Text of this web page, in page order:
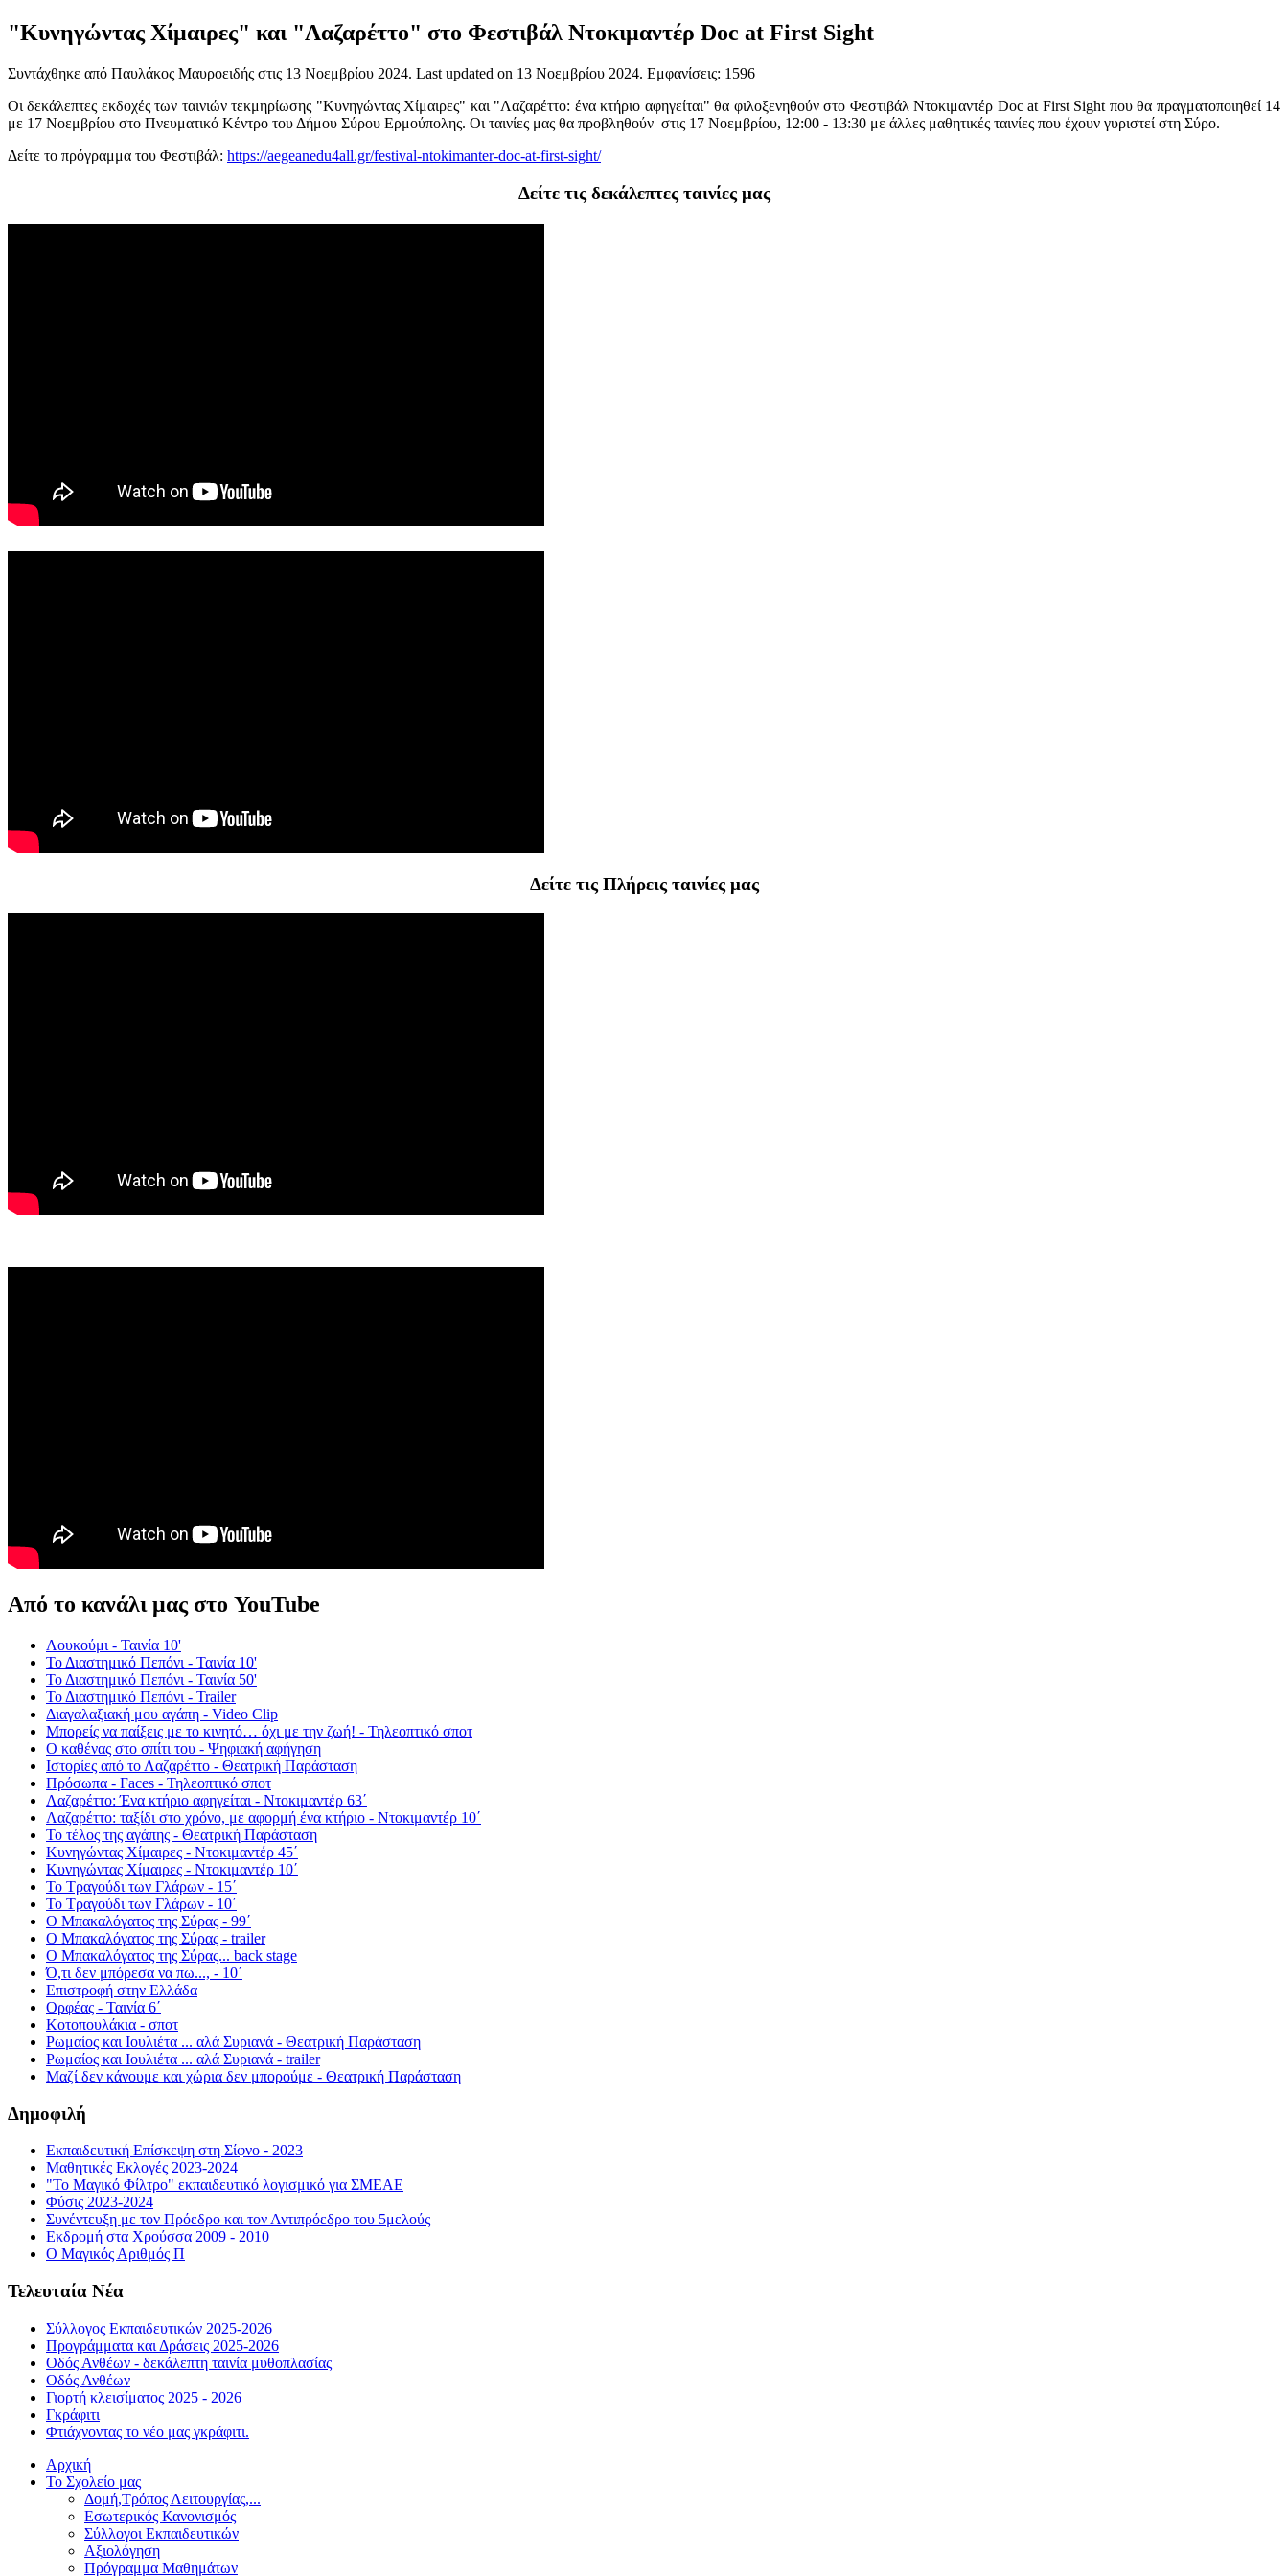
"Κυνηγώντας Χίμαιρες" και "Λαζαρέττο" στο Φεστιβάλ Ντοκιμαντέρ Doc at First Sight
Συντάχθηκε από Παυλάκος Μαυροειδής στις 13 Νοεμβρίου 2024. Last updated on 13 Νοεμβρίου 2024. Εμφανίσεις: 1596
Οι δεκάλεπτες εκδοχές των ταινιών τεκμηρίωσης "Κυνηγώντας Χίμαιρες" και "Λαζαρέττο: ένα κτήριο αφηγείται" θα φιλοξενηθούν στο Φεστιβάλ Ντοκιμαντέρ Doc at First Sight που θα πραγματοποιηθεί 14
με 17 Νοεμβρίου στο Πνευματικό Κέντρο του Δήμου Σύρου Ερμούπολης. Οι ταινίες μας θα προβληθούν στις 17 Νοεμβρίου, 12:00 - 13:30 με άλλες μαθητικές ταινίες που έχουν γυριστεί στη Σύρο.
Δείτε το πρόγραμμα του Φεστιβάλ: https://aegeanedu4all.gr/festival-ntokimanter-doc-at-first-sight/
Δείτε τις δεκάλεπτες ταινίες μας
Δείτε τις Πλήρεις ταινίες μας
Από το κανάλι μας στο YouTube
Λουκούμι - Ταινία 10'
Το Διαστημικό Πεπόνι - Ταινία 10'
Το Διαστημικό Πεπόνι - Ταινία 50'
Το Διαστημικό Πεπόνι - Trailer
Διαγαλαξιακή μου αγάπη - Video Clip
Μπορείς να παίξεις με το κινητό… όχι με την ζωή! - Τηλεοπτικό σποτ
Ο καθένας στο σπίτι του - Ψηφιακή αφήγηση
Ιστορίες από το Λαζαρέττο - Θεατρική Παράσταση
Πρόσωπα - Faces - Τηλεοπτικό σποτ
Λαζαρέττο: Ένα κτήριο αφηγείται - Ντοκιμαντέρ 63΄
Λαζαρέττο: ταξίδι στο χρόνο, με αφορμή ένα κτήριο - Ντοκιμαντέρ 10΄
Το τέλος της αγάπης - Θεατρική Παράσταση
Κυνηγώντας Χίμαιρες - Ντοκιμαντέρ 45΄
Κυνηγώντας Χίμαιρες - Ντοκιμαντέρ 10΄
Το Τραγούδι των Γλάρων - 15΄
Το Τραγούδι των Γλάρων - 10΄
Ο Μπακαλόγατος της Σύρας - 99΄
Ο Μπακαλόγατος της Σύρας - trailer
Ο Μπακαλόγατος της Σύρας... back stage
Ό,τι δεν μπόρεσα να πω..., - 10΄
Επιστροφή στην Ελλάδα
Ορφέας - Ταινία 6΄
Κοτοπουλάκια - σποτ
Ρωμαίος και Ιουλιέτα ... αλά Συριανά - Θεατρική Παράσταση
Ρωμαίος και Ιουλιέτα ... αλά Συριανά - trailer
Μαζί δεν κάνουμε και χώρια δεν μπορούμε - Θεατρική Παράσταση
Δημοφιλή
Εκπαιδευτική Επίσκεψη στη Σίφνο - 2023
Μαθητικές Εκλογές 2023-2024
"Το Μαγικό Φίλτρο" εκπαιδευτικό λογισμικό για ΣΜΕΑΕ
Φύσις 2023-2024
Συνέντευξη με τον Πρόεδρο και τον Αντιπρόεδρο του 5μελούς
Εκδρομή στα Χρούσσα 2009 - 2010
Ο Μαγικός Αριθμός Π
Τελευταία Νέα
Σύλλογος Εκπαιδευτικών 2025-2026
Προγράμματα και Δράσεις 2025-2026
Οδός Ανθέων - δεκάλεπτη ταινία μυθοπλασίας
Οδός Ανθέων
Γιορτή κλεισίματος 2025 - 2026
Γκράφιτι
Φτιάχνοντας το νέο μας γκράφιτι.
Αρχική
Το Σχολείο μας
Δομή,Τρόπος Λειτουργίας,...
Εσωτερικός Κανονισμός
Σύλλογοι Εκπαιδευτικών
Αξιολόγηση
Πρόγραμμα Μαθημάτων